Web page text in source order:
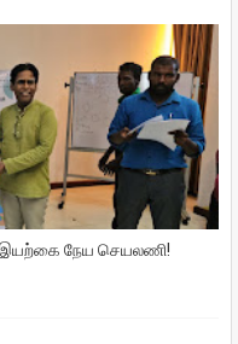
இயற்கை நேய செயலணி!